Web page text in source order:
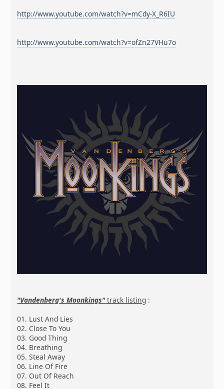
http://www.youtube.com/watch?v=mCdy-X_R6IU
http://www.youtube.com/watch?v=ofZn27VHu7o
"Vandenberg's Moonkings"track listing :
01. Lust And Lies
02. Close To You
03. Good Thing
04. Breathing
05. Steal Away
06. Line Of Fire
07. Out Of Reach
08. Feel It